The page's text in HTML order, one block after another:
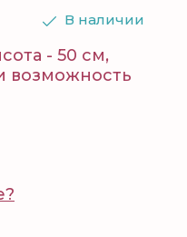
В наличии
- 50 см,
возможность